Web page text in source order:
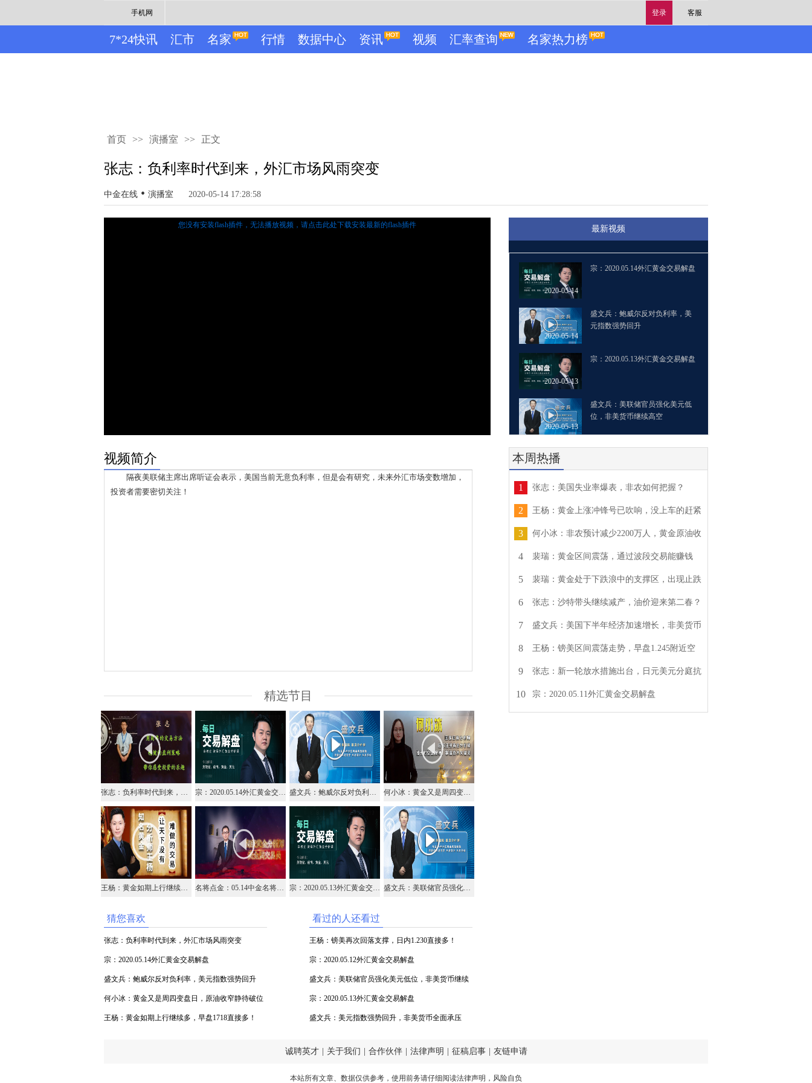
登录 客服
手机网
7*24快讯 汇市 名家 行情 数据中心 资讯 视频 汇率查询 名家热力榜
首页 >> 演播室 >> 正文
张志：负利率时代到来，外汇市场风雨突变
中金在线 • 演播室 2020-05-14 17:28:58
您没有安装flash插件，无法播放视频， 请点击此处下载安装最新的flash插件 最新视频
2020-05-14
宗：2020.05.14外汇黄金交易解盘
2020-05-14
盛文兵：鲍威尔反对负利率，美
元指数强势回升
2020-05-13
宗：2020.05.13外汇黄金交易解盘
2020-05-13
盛文兵：美联储官员强化美元低
位，非美货币继续高空
视频简介
隔夜美联储主席出席听证会表示，美国当前无意负利率，但是会有研究，未来外汇市场变数增加，
投资者需要密切关注！
精选节目
张志：负利率时代到来，外汇市场风雨突变 宗：2020.05.14外汇黄金交易解盘 盛文兵：鲍威尔反对负利率，美元指数强势回升 何小冰：黄金又是周四变盘日，原油收窄静待破位
王杨：黄金如期上行继续多，早盘1718直接多！ 名将点金：05.14中金名将在线视频直播黄金外汇原油 宗：2020.05.13外汇黄金交易解盘 盛文兵：美联储官员强化美元低位，非美货币继续高空
猜您喜欢
张志：负利率时代到来，外汇市场风雨突变
宗：2020.05.14外汇黄金交易解盘
盛文兵：鲍威尔反对负利率，美元指数强势回升
何小冰：黄金又是周四变盘日，原油收窄静待破位
王杨：黄金如期上行继续多，早盘1718直接多！
看过的人还看过
王杨：镑美再次回落支撑，日内1.230直接多！
宗：2020.05.12外汇黄金交易解盘
盛文兵：美联储官员强化美元低位，非美货币继续
高空
宗：2020.05.13外汇黄金交易解盘
盛文兵：美元指数强势回升，非美货币全面承压
本周热播
1 张志：美国失业率爆表，非农如何把握？
2 王杨：黄金上涨冲锋号已吹响，没上车的赶紧
3 何小冰：非农预计减少2200万人，黄金原油收
4 裴瑞：黄金区间震荡，通过波段交易能赚钱
5 裴瑞：黄金处于下跌浪中的支撑区，出现止跌
6 张志：沙特带头继续减产，油价迎来第二春？
7 盛文兵：美国下半年经济加速增长，非美货币
8 王杨：镑美区间震荡走势，早盘1.245附近空
9 张志：新一轮放水措施出台，日元美元分庭抗
10 宗：2020.05.11外汇黄金交易解盘
诚聘英才 关于我们 合作伙伴 法律声明 征稿启事 友链申请
本站所有文章、数据仅供参考，使用前务请仔细阅读法律声明 ，风险自负